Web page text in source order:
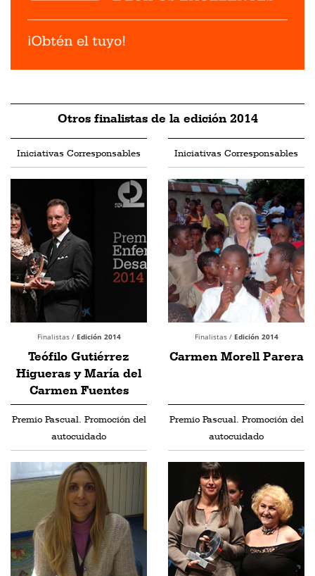
Otros finalistas de la edición 2014
Iniciativas Corresponsables
Finalistas / Edición 2014
Teófilo Gutiérrez
Higueras y María del
Carmen Fuentes
Iniciativas Corresponsables
Finalistas / Edición 2014
Carmen Morell Parera
Premio Pascual. Promoción del
autocuidado
Premio Pascual. Promoción del
autocuidado